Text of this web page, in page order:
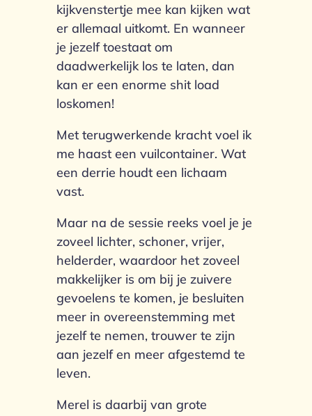
kijkvenstertje mee kan kijken wat
er allemaal uitkomt. En wanneer
je jezelf toestaat om
daadwerkelijk los te laten, dan
kan er een enorme shit load
loskomen!
Met terugwerkende kracht voel ik
me haast een vuilcontainer. Wat
een derrie houdt een lichaam
vast.
Maar na de sessie reeks voel je je
zoveel lichter, schoner, vrijer,
helderder, waardoor het zoveel
makkelijker is om bij je zuivere
gevoelens te komen, je besluiten
meer in overeenstemming met
jezelf te nemen, trouwer te zijn
aan jezelf en meer afgestemd te
leven.
Merel is daarbij van grote